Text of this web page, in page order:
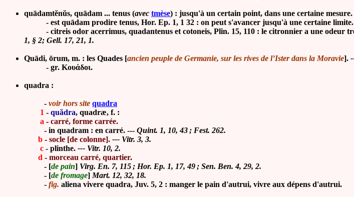
quādamtĕnŭs, quādam ... tenus (avec tmèse) : jusqu'à un certain point, dans une certaine mesure.
- est quādam prodire tenus, Hor. Ep. 1, 1 32 : on peut s'avancer jusqu'à une certaine limite.
- citreis odor acerrimus, quadantenus et cotoneis, Plin. 15, 110 : le citronnier a une odeur
1, § 2; Gell. 17, 21, 1.
Quādi, ōrum, m. : les Quades [ancien peuple de Germanie, sur les rives de l’Ister dans la Moravie].
- gr. Κουάδοι.
quadra :
- voir hors site quadra
1 - quădra, quadræ, f. :
a - carré, forme carrée.
- in quadram : en carré. --- Quint. 1, 10, 43 ; Fest. 262.
b - socle [de colonne]. --- Vitr. 3, 3.
c - plinthe. --- Vitr. 10, 2.
d - morceau carré, quartier.
- [de pain] Virg. En. 7, 115 ; Hor. Ep. 1, 17, 49 ; Sen. Ben. 4, 29, 2.
- [de fromage] Mart. 12, 32, 18.
- fig. aliena vivere quadra, Juv. 5, 2 : manger le pain d'autrui, vivre aux dépens d'autrui.